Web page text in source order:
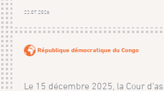
22.07.2026
République démocratique du Congo
Le 15 décembre 2025, la Cour